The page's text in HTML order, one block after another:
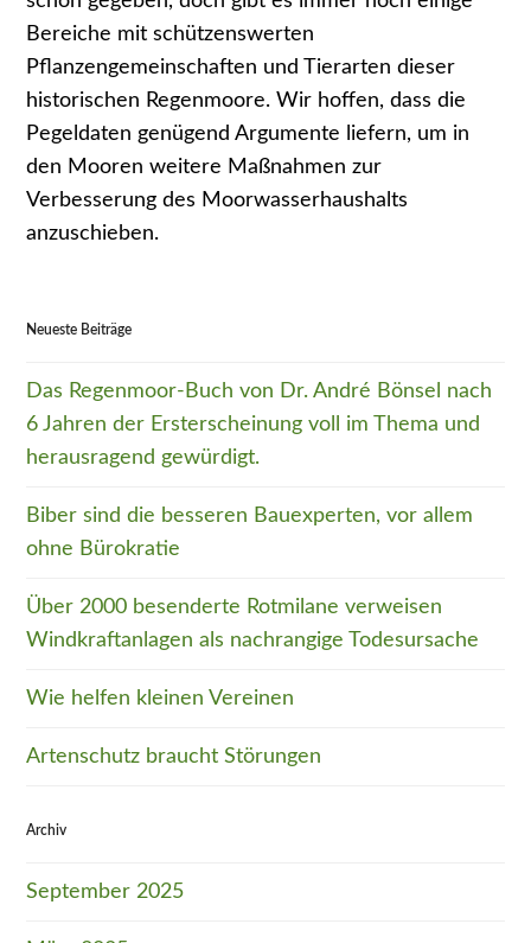
Bereiche mit schützenswerten
Pflanzengemeinschaften und Tierarten dieser
historischen Regenmoore. Wir hoffen, dass die
Pegeldaten genügend Argumente liefern, um in
den Mooren weitere Maßnahmen zur
Verbesserung des Moorwasserhaushalts
anzuschieben.
Neueste Beiträge
Das Regenmoor-Buch von Dr. André Bönsel nach
6 Jahren der Ersterscheinung voll im Thema und
herausragend gewürdigt.
Biber sind die besseren Bauexperten, vor allem
ohne Bürokratie
Über 2000 besenderte Rotmilane verweisen
Windkraftanlagen als nachrangige Todesursache
Wie helfen kleinen Vereinen
Artenschutz braucht Störungen
Archiv
September 2025